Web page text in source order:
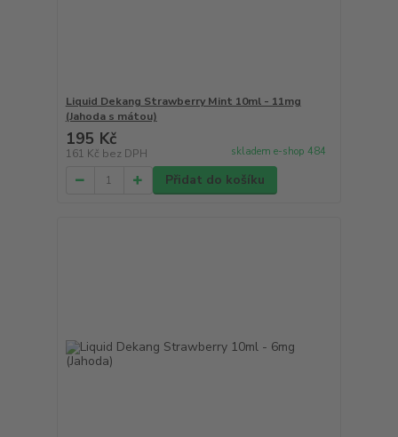
Liquid Dekang Strawberry Mint 10ml - 11mg
(Jahoda s mátou)
195 Kč
161 Kč bez DPH skladem e-shop 484
Přidat do košíku